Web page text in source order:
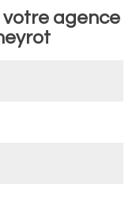
votre agence